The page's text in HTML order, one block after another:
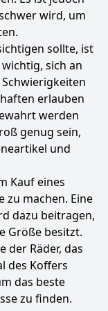
wird, um
sollte, ist
sich an
erlauben
werden
genug sein,
und
Kauf eines
zu machen. Eine
dazu beitragen,
Größe besitzt.
der Räder, das
des Koffers
das beste
zu finden.